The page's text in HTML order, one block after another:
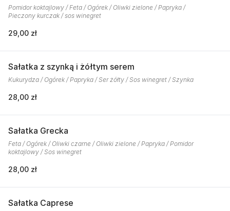
Pomidor koktajlowy / Feta / Ogórek / Oliwki zielone / Papryka /
Pieczony kurczak / sos winegret
29,00 zł
Sałatka z szynką i żółtym serem
Kukurydza / Ogórek / Papryka / Ser żółty / Sos winegret / Szynka
28,00 zł
Sałatka Grecka
Feta / Ogórek / Oliwki czarne / Oliwki zielone / Papryka / Pomidor
koktajlowy / Sos winegret
28,00 zł
Sałatka Caprese